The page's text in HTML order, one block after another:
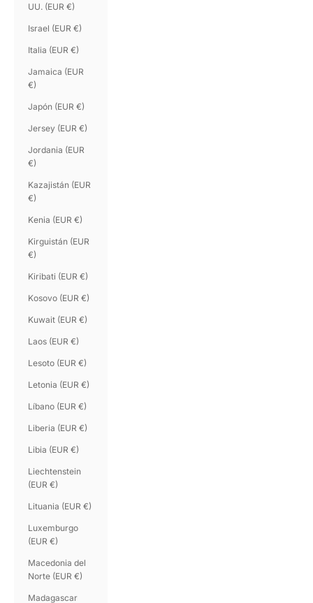
UU. (EUR €)
Israel (EUR €)
Italia (EUR €)
Jamaica (EUR
€)
Japón (EUR €)
Jersey (EUR €)
Jordania (EUR
€)
Kazajistán (EUR
€)
Kenia (EUR €)
Kirguistán (EUR
€)
Kiribati (EUR €)
Kosovo (EUR €)
Kuwait (EUR €)
Laos (EUR €)
Lesoto (EUR €)
Letonia (EUR €)
Líbano (EUR €)
Liberia (EUR €)
Libia (EUR €)
Liechtenstein
(EUR €)
Lituania (EUR €)
Luxemburgo
(EUR €)
Macedonia del
Norte (EUR €)
Madagascar